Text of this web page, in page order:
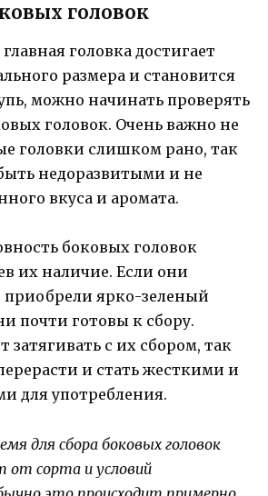
головок
головка достигает
размера и становится
можно начинать проверять
головок. Очень важно не
головки слишком рано, так
недоразвитыми и не
вкуса и аромата.
боковых головок
их наличие. Если они
приобрели ярко-зеленый
почти готовы к сбору.
затягивать с их сбором, так
и стать жесткими и
для употребления.
для сбора боковых головок
от сорта и условий